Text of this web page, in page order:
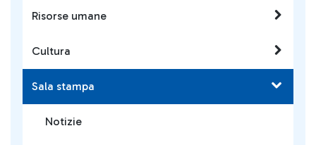
Risorse umane
Cultura
Sala stampa
Notizie